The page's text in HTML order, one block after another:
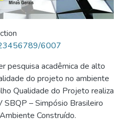
6007
pesquisa acadêmica de alto
do projeto no ambiente
Qualidade do Projeto realiza
– Simpósio Brasileiro
Construído.